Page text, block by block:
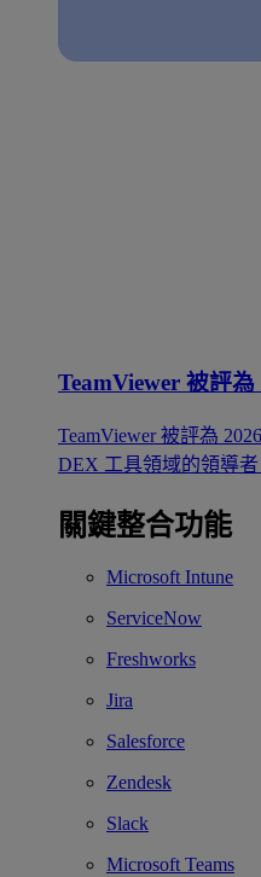
TeamViewer 被評
TeamViewer 被評為
DEX 工具領域的領導者
關鍵整合功能
Microsoft Intune
ServiceNow
Freshworks
Jira
Salesforce
Zendesk
Slack
Microsoft Teams